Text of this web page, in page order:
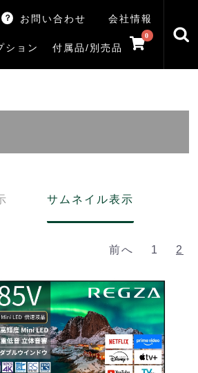
お問い合わせ 会社情報
ション 付属品/別売品
0
サムネイル表示
前へ 1 2